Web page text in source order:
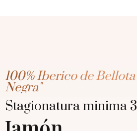
100% Iberico de Bellota
Negra"
Stagionatura minima